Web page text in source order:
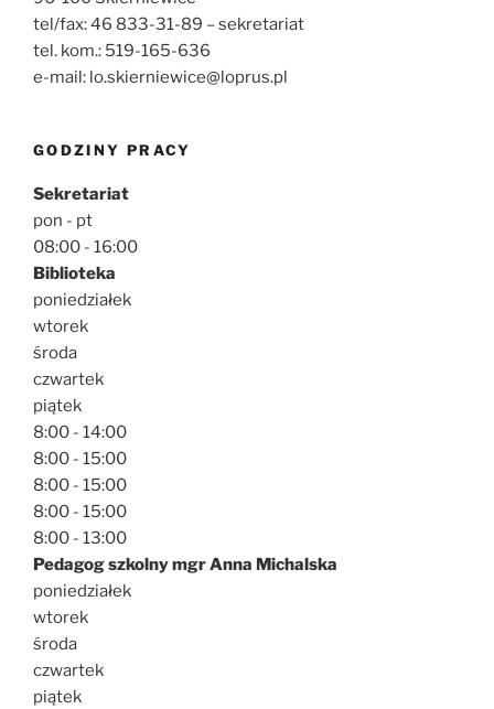
tel/fax: 46 833-31-89 – sekretariat
tel. kom.: 519-165-636
e-mail: lo.skierniewice@loprus.pl
GODZINY PRACY
Sekretariat
pon - pt
08:00 - 16:00
Biblioteka
poniedziałek
wtorek
środa
czwartek
piątek
8:00 - 14:00
8:00 - 15:00
8:00 - 15:00
8:00 - 15:00
8:00 - 13:00
Pedagog szkolny mgr Anna Michalska
poniedziałek
wtorek
środa
czwartek
piątek